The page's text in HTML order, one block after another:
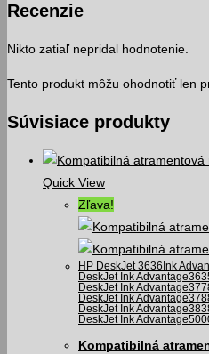
Recenzie
Nikto zatiaľ nepridal hodnotenie.
Tento produkt môžu ohodnotiť len
Súvisiace produkty
Quick View
Zľava!
HP DeskJet 3636Ink
DeskJet Ink
DeskJet Ink
DeskJet Ink
DeskJet Ink
DeskJet Ink
Kompatibilná